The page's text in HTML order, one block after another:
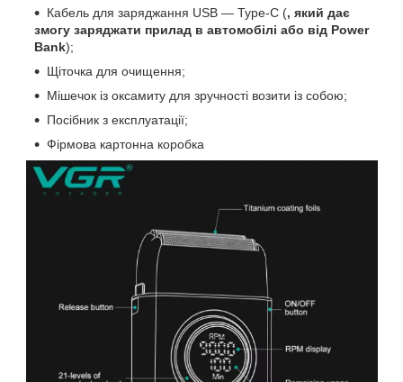
Кабель для заряджання USB — Type-C (, який дає
змогу заряджати прилад в автомобілі або від Power
Bank);
Щіточка для очищення;
Мішечок із оксамиту для зручності возити із собою;
Посібник з експлуатації;
Фірмова картонна коробка